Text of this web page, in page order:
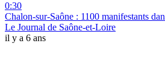
0:30
Chalon-sur-Saône : 1100 manifestants
Le Journal de Saône-et-Loire
il y a 6 ans